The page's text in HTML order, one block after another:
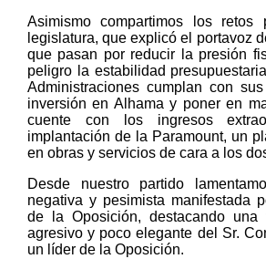
Asimismo compartimos los
legislatura, que explicó el portavoz
que pasan por reducir la presión
peligro la estabilidad
Administraciones cumplan con
inversión en Alhama y poner en
cuente con los ingresos
implantación de la Paramount, un
en obras y servicios de cara a los
Desde nuestro partido
negativa y pesimista manifestada
de la Oposición, destacando
agresivo y poco elegante del Sr.
un líder de la Oposición.